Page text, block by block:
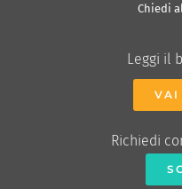
Chiedi
Leggi il
VAI
Richiedi